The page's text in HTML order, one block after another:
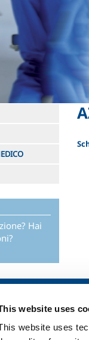
website uses
website uses
Hai
Metal